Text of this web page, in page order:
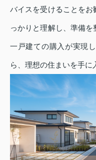
バイスを受けることをお
っかりと理解し、準備
一戸建ての購入が実現
ら、理想の住まいを手に